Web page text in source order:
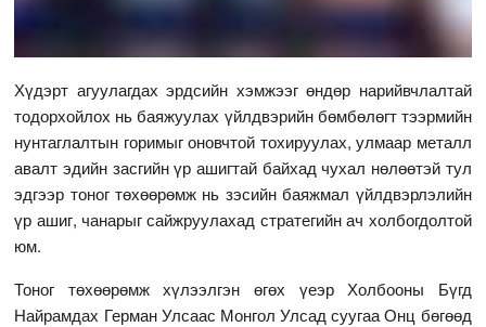
Хүдэрт агуулагдах эрдсийн хэмжээг өндөр нарийвчлалтай
тодорхойлох нь баяжуулах үйлдвэрийн бөмбөлөгт тээрмийн
нунтаглалтын горимыг оновчтой тохируулах, улмаар металл
авалт эдийн засгийн үр ашигтай байхад чухал нөлөөтэй тул
эдгээр тоног төхөөрөмж нь зэсийн баяжмал үйлдвэрлэлийн
үр ашиг, чанарыг сайжруулахад стратегийн ач холбогдолтой
юм.
Тоног төхөөрөмж хүлээлгэн өгөх үеэр Холбооны Бүгд
Найрамдах Герман Улсаас Монгол Улсад суугаа Онц бөгөөд